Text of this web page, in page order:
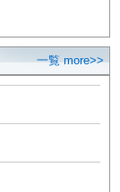
一覧 more>>